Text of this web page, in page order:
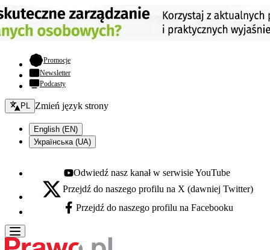
Promocje- otwiera się w nowej karcie
Newsletter
Podcasty
Zmień język - bieżący:
PL Zmień język strony
English (EN)
Українська (UA)
Youtube - otwiera się w nowej karcie
Odwiedź nasz kanał w serwisie YouTube
X - otwiera się w nowej karcie
Przejdź do naszego profilu na X (dawniej Twitter)
Facebook - otwiera się w nowej karcie
Przejdź do naszego profilu na Facebooku